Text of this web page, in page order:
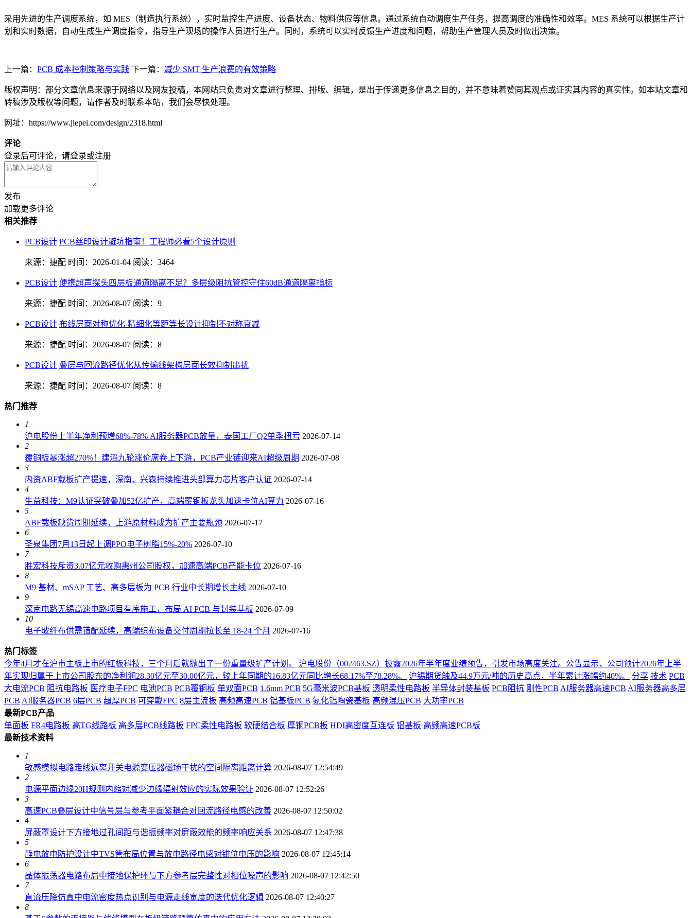
采用先进的生产调度系统，如 MES（制造执行系统），实时监控生产进度、设备状态、物料供应等信息。通过系统自动调度生产任务，提高调度的准确性和效率。MES 系统可以根据生产计
划和实时数据，自动生成生产调度指令，指导生产现场的操作人员进行生产。同时，系统可以实时反馈生产进度和问题，帮助生产管理人员及时做出决策。
上一篇： PCB 成本控制策略与实践 下一篇： 减少 SMT 生产浪费的有效策略
版权声明：部分文章信息来源于网络以及网友投稿，本网站只负责对文章进行整理、排版、编辑，是出于传递更多信息之目的，并不意味着赞同其观点或证实其内容的真实性。如本站文章和
转稿涉及版权等问题，请作者及时联系本站，我们会尽快处理。
网址：https://www.jiepei.com/design/2318.html
评论
登录后可评论，请登录或注册
发布
加载更多评论
相关推荐
PCB设计 PCB丝印设计避坑指南！工程师必看5个设计原则
来源：捷配 时间：2026-01-04 阅读：3464
PCB设计 便携超声探头四层板通道隔离不足？多层级阻抗管控守住60dB通道隔离指标
来源：捷配 时间：2026-08-07 阅读：9
PCB设计 布线层面对称优化-精细化等距等长设计抑制不对称衰减
来源：捷配 时间：2026-08-07 阅读：8
PCB设计 叠层与回流路径优化从传输线架构层面长效抑制串扰
来源：捷配 时间：2026-08-07 阅读：8
热门推荐
1
沪电股份上半年净利预增68%-78% AI服务器PCB放量，泰国工厂Q2单季扭亏 2026-07-14
2
覆铜板暴涨超270%！建滔九轮涨价席卷上下游，PCB产业链迎来AI超级周期 2026-07-08
3
内资ABF载板扩产提速，深南、兴森持续推进头部算力芯片客户认证 2026-07-14
4
生益科技：M9认证突破叠加52亿扩产，高端覆铜板龙头加速卡位AI算力 2026-07-16
5
ABF载板缺货周期延续，上游原材料成为扩产主要瓶颈 2026-07-17
6
圣泉集团7月13日起上调PPO电子树脂15%-20% 2026-07-10
7
胜宏科技斥资3.07亿元收购惠州公司股权，加速高端PCB产能卡位 2026-07-16
8
M9 基材、mSAP 工艺、高多层板为 PCB 行业中长期增长主线 2026-07-10
9
深南电路无锡高速电路项目有序施工，布局 AI PCB 与封装基板 2026-07-09
10
电子玻纤布供需错配延续，高端织布设备交付周期拉长至 18-24 个月 2026-07-16
热门标签
今年4月才在沪市主板上市的红板科技，三个月后就抛出了一份重量级扩产计划。
沪电股份（002463.SZ）披露2026年半年度业绩预告，引发市场高度关注。公告显示，公司预计2026年上半
年实现归属于上市公司股东的净利润28.30亿元至30.00亿元，较上年同期的16.83亿元同比增长68.17%至78.28%。
沪锡期货触及44.9万元/吨的历史高点，半年累计涨幅约40%。 分享 技术 PCB
大电流PCB 阻抗电路板 医疗电子FPC 电池PCB PCB覆铜板 单双面PCB 1.6mm PCB 5G毫米波PCB基板 透明柔性电路板 半导体封装基板 PCB阻抗 刚性PCB AI服务器高速PCB AI服务器高多层
PCB AI服务器PCB 6层PCB 超厚PCB 可穿戴FPC 8层主流板 高频高速PCB 铝基板PCB 氮化铝陶瓷基板 高频混压PCB 大功率PCB
最新PCB产品
单面板 FR4电路板 高TG线路板 高多层PCB线路板 FPC柔性电路板 软硬结合板 厚铜PCB板 HDI高密度互连板 铝基板 高频高速PCB板
最新技术资料
1
敏感模拟电路走线远离开关电源变压器磁场干扰的空间隔离距离计算 2026-08-07 12:54:49
2
电源平面边缘20H规则内缩对减少边缘辐射效应的实际效果验证 2026-08-07 12:52:26
3
高速PCB叠层设计中信号层与参考平面紧耦合对回流路径电感的改善 2026-08-07 12:50:02
4
屏蔽罩设计下方接地过孔间距与谐振频率对屏蔽效能的频率响应关系 2026-08-07 12:47:38
5
静电放电防护设计中TVS管布局位置与放电路径电感对钳位电压的影响 2026-08-07 12:45:14
6
晶体振荡器电路布局中接地保护环与下方参考层完整性对相位噪声的影响 2026-08-07 12:42:50
7
直流压降仿真中电流密度热点识别与电源走线宽度的迭代优化逻辑 2026-08-07 12:40:27
8